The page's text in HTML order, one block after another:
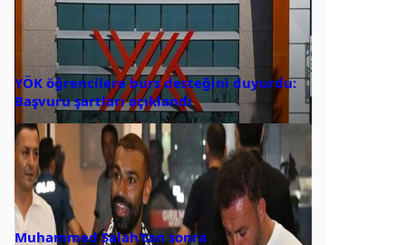
YÖK öğrencilere burs desteğini duyurdu:
Başvuru şartları açıklandı
Muhammed Salah’tan sonra